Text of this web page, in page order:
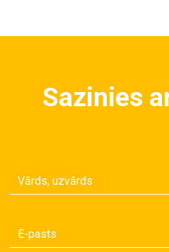
Sazinies